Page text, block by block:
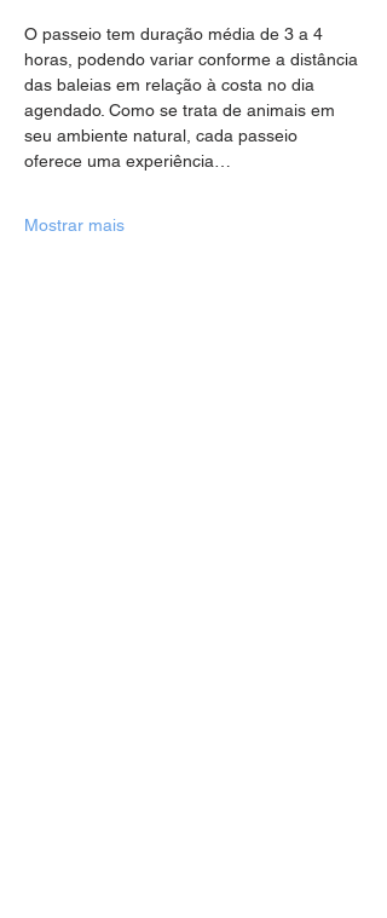
O passeio tem duração média de 3 a 4
horas, podendo variar conforme a distância
das baleias em relação à costa no dia
agendado. Como se trata de animais em
seu ambiente natural, cada passeio
oferece uma experiência…
Mostrar mais